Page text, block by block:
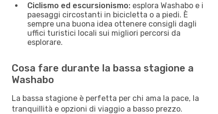
Ciclismo ed escursionismo: esplora Washabo e i
paesaggi circostanti in bicicletta o a piedi. È
sempre una buona idea ottenere consigli dagli
uffici turistici locali sui migliori percorsi da
esplorare.
Cosa fare durante la bassa stagione a
Washabo
La bassa stagione è perfetta per chi ama la pace, la
tranquillità e opzioni di viaggio a basso prezzo.